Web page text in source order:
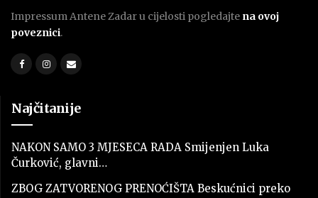
Impressum Antene Zadar u cijelosti pogledajte na ovoj
poveznici.
Najčitanije
NAKON SAMO 3 MJESECA RADA Smijenjen Luka
Čurković, glavni…
ZBOG ZATVORENOG PRENOĆIŠTA Beskućnici preko